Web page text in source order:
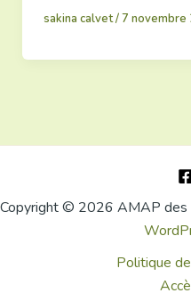
sakina calvet/7 novembre
Copyright © 2026 AMAP
Politique